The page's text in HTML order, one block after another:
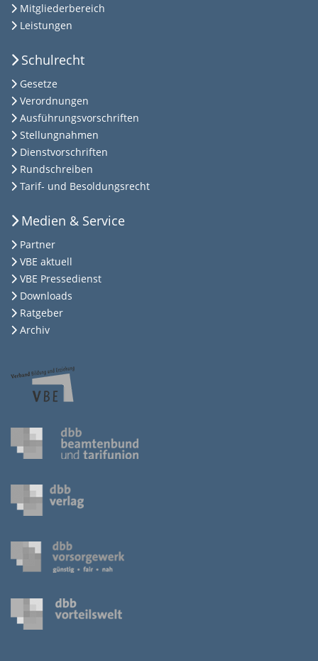
Mitgliederbereich
Leistungen
Schulrecht
Gesetze
Verordnungen
Ausführungsvorschriften
Stellungnahmen
Dienstvorschriften
Rundschreiben
Tarif- und Besoldungsrecht
Medien & Service
Partner
VBE aktuell
VBE Pressedienst
Downloads
Ratgeber
Archiv